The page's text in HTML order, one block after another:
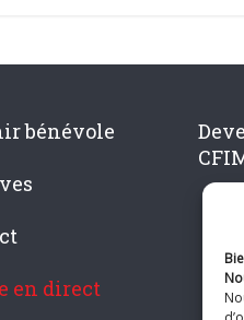
bénévole
en direct